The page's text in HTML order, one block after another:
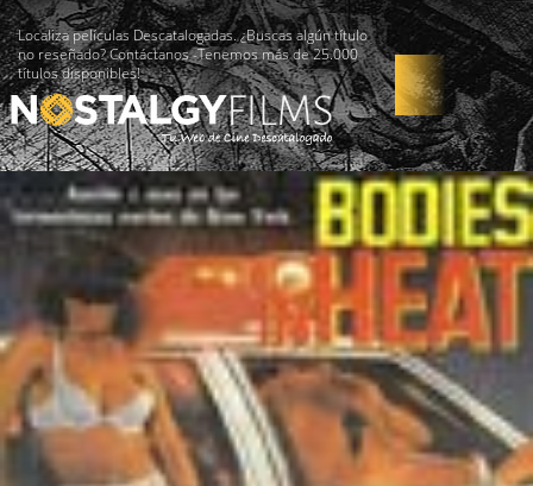
Localiza películas Descatalogadas. ¿Buscas algún título
no reseñado? Contáctanos -Tenemos más de 25.000
títulos disponibles!